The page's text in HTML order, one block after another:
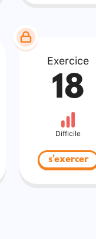
Exercice
18
Difficile
s'exercer